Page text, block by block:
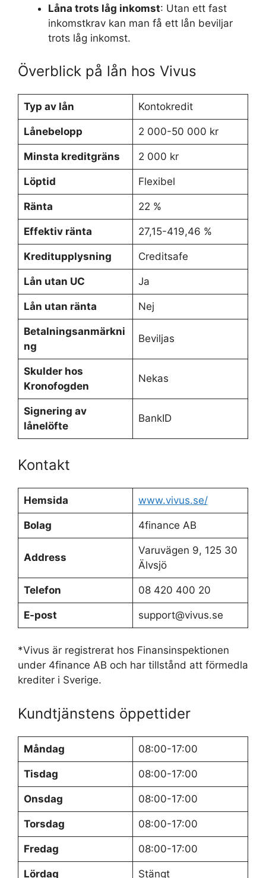
Låna trots låg inkomst: Utan ett fast
inkomstkrav kan man få ett lån beviljar
trots låg inkomst.
Överblick på lån hos Vivus
Typ av lån Kontokredit
Lånebelopp 2 000-50 000 kr
Minsta kreditgräns 2 000 kr
Löptid Flexibel
Ränta 22 %
Effektiv ränta 27,15-419,46 %
Kreditupplysning Creditsafe
Lån utan UC Ja
Lån utan ränta Nej
Betalningsanmärkni
ng
Beviljas
Skulder hos
Kronofogden
Nekas
Signering av
lånelöfte
BankID
Kontakt
Hemsida www.vivus.se/
Bolag 4finance AB
Address
Varuvägen 9, 125 30
Älvsjö
Telefon 08 420 400 20
E-post support@vivus.se
*Vivus är registrerat hos Finansinspektionen
under 4finance AB och har tillstånd att förmedla
krediter i Sverige.
Kundtjänstens öppettider
Måndag 08:00-17:00
Tisdag 08:00-17:00
Onsdag 08:00-17:00
Torsdag 08:00-17:00
Fredag 08:00-17:00
Lördag Stängt